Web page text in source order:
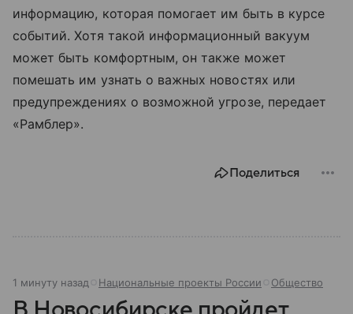
информацию, которая помогает им быть в курсе
событий. Хотя такой информационный вакуум
может быть комфортным, он также может
помешать им узнать о важных новостях или
предупреждениях о возможной угрозе, передает
«Рамблер».
Поделиться
1 минуту назад Национальные проекты России Общество